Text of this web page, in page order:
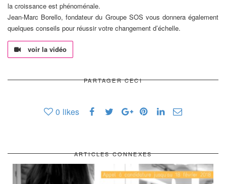
la croissance est phénoménale.
Jean-Marc Borello, fondateur du Groupe SOS vous donnera également
quelques conseils pour réussir votre changement d’échelle.
voir la vidéo
PARTAGER CECI
0 likes
ARTICLES CONNEXES